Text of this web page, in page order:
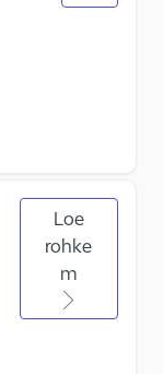
Loe
rohke
m